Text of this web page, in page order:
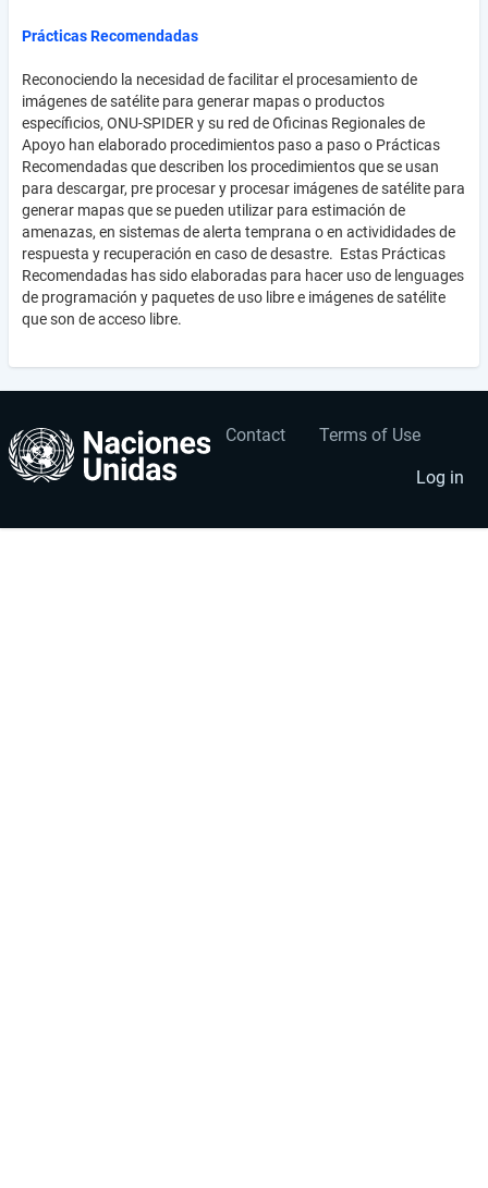
Prácticas Recomendadas
Reconociendo la necesidad de facilitar el procesamiento de
imágenes de satélite para generar mapas o productos
específicios, ONU-SPIDER y su red de Oficinas Regionales de
Apoyo han elaborado procedimientos paso a paso o Prácticas
Recomendadas que describen los procedimientos que se usan
para descargar, pre procesar y procesar imágenes de satélite para
generar mapas que se pueden utilizar para estimación de
amenazas, en sistemas de alerta temprana o en activididades de
respuesta y recuperación en caso de desastre. Estas Prácticas
Recomendadas has sido elaboradas para hacer uso de lenguages
de programación y paquetes de uso libre e imágenes de satélite
que son de acceso libre.
Footer
Contact Terms of Use
User
account
menu
Log in